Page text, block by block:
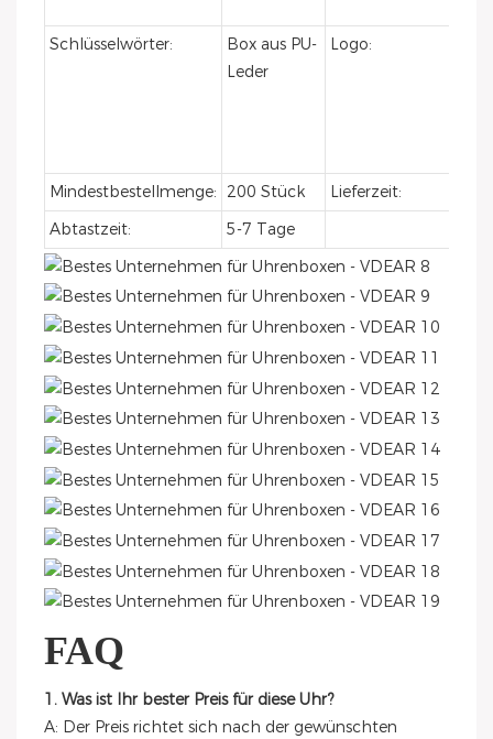
Schlüsselwörter:
Box aus PU-
Leder
Logo:
Mindestbestellmenge:
200 Stück Lieferzeit:
Abtastzeit:
5-7 Tage
FAQ
1. Was ist Ihr bester Preis für diese Uhr?
A: Der Preis richtet sich nach der gewünschten